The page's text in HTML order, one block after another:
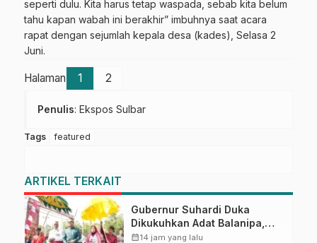
seperti dulu. Kita harus tetap waspada, sebab kita belum
tahu kapan wabah ini berakhir” imbuhnya saat acara
rapat dengan sejumlah kepala desa (kades), Selasa 2
Juni.
Halaman 1 2
Penulis: Ekspos Sulbar
Tags featured
ARTIKEL TERKAIT
Gubernur Suhardi Duka
Dikukuhkan Adat Balanipa,
Raih Gelar Sulo Tappidena
calendar_month14 jam yang lalu